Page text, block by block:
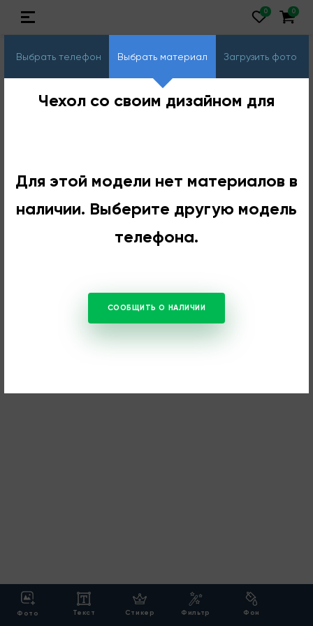
Выбрать телефон Выбрать материал Загрузить фото
Чехол со своим дизайном для
Для этой модели нет материалов в
наличии. Выберите другую модель
телефона.
СООБЩИТЬ О НАЛИЧИИ
Фото Текст Стикер Фильтр Фон